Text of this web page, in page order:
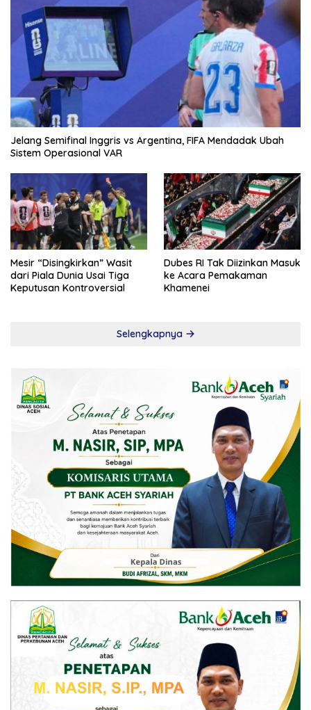
Jelang Semifinal Inggris vs Argentina, FIFA Mendadak Ubah
Sistem Operasional VAR
Mesir “Disingkirkan” Wasit
dari Piala Dunia Usai Tiga
Keputusan Kontroversial
Dubes RI Tak Diizinkan Masuk
ke Acara Pemakaman
Khamenei
Selengkapnya